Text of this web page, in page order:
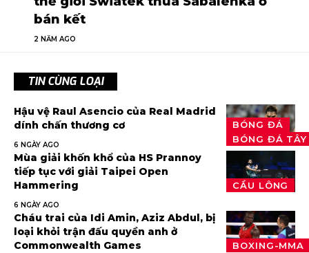
bán kết
2 NĂM AGO
TIN CÙNG LOẠI
BÓNG ĐÁ
BÓNG ĐÁ
Hậu vệ Raul Asencio của Real Madrid
dính chấn thương cơ
6 NGÀY AGO
CẦU LÔNG
Mùa giải khốn khổ của HS Prannoy
tiếp tục với giải Taipei Open
Hammering
6 NGÀY AGO
BOXING-MMA
Cháu trai của Idi Amin, Aziz Abdul, bị
loại khỏi trận đấu quyền anh ở
Commonwealth Games